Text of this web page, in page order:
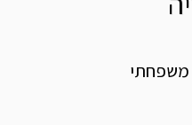
משפחתי